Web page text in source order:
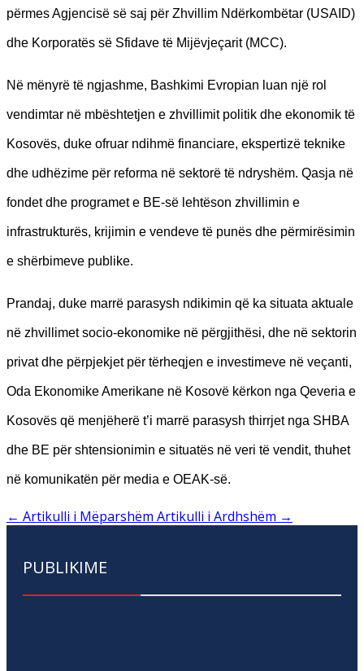
përmes Agjencisë së saj për Zhvillim Ndërkombëtar (USAID)
dhe Korporatës së Sfidave të Mijëvjeçarit (MCC).
Në mënyrë të ngjashme, Bashkimi Evropian luan një rol
vendimtar në mbështetjen e zhvillimit politik dhe ekonomik të
Kosovës, duke ofruar ndihmë financiare, ekspertizë teknike
dhe udhëzime për reforma në sektorë të ndryshëm. Qasja në
fondet dhe programet e BE-së lehtëson zhvillimin e
infrastrukturës, krijimin e vendeve të punës dhe përmirësimin
e shërbimeve publike.
Prandaj, duke marrë parasysh ndikimin që ka situata aktuale
në zhvillimet socio-ekonomike në përgjithësi, dhe në sektorin
privat dhe përpjekjet për tërheqjen e investimeve në veçanti,
Oda Ekonomike Amerikane në Kosovë kërkon nga Qeveria e
Kosovës që menjëherë t’i marrë parasysh thirrjet nga SHBA
dhe BE për shtensionimin e situatës në veri të vendit, thuhet
në komunikatën për media e OEAK-së.
← Artikulli i Mëparshëm Artikulli i Ardhshëm →
PUBLIKIME